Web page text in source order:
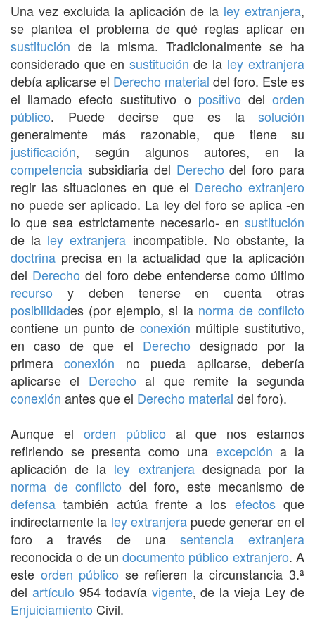
Una vez excluida la aplicación de la ley extranjera,
se plantea el problema de qué reglas aplicar en
sustitución de la misma. Tradicionalmente se ha
considerado que en sustitución de la ley extranjera
debía aplicarse el Derecho material del foro. Este es
el llamado efecto sustitutivo o positivo delorden
público. Puede decirse que es la solución
generalmente más razonable, que tiene su
justificación, según algunos autores, en la
competencia subsidiaria del Derecho del foro para
regir las situaciones en que el Derecho extranjero
no puede ser aplicado. La ley del foro se aplica -en
lo que sea estrictamente necesario- en sustitución
de la ley extranjera incompatible. No obstante, la
doctrina precisa en la actualidad que la aplicación
del Derecho del foro debe entenderse como último
recurso y deben tenerse en cuenta otras
posibilidades (por ejemplo, si la norma de conflicto
contiene un punto de conexión múltiple sustitutivo,
en caso de que el Derecho designado por la
primeraconexión no pueda aplicarse, debería
aplicarse el Derecho al que remite la segunda
conexión antes que el Derecho material del foro).
Aunque el orden público al que nos estamos
refiriendo se presenta como una excepción a la
aplicación de la ley extranjeradesignada por la
norma de conflicto del foro, este mecanismo de
defensa también actúa frente a los efectosque
indirectamente la ley extranjerapuede generar en el
foro a través de una sentencia extranjera
reconocida o de undocumento público extranjero. A
este orden público se refieren la circunstancia 3.ª
del artículo 954 todavía vigente, de la vieja Ley de
Enjuiciamiento Civil.